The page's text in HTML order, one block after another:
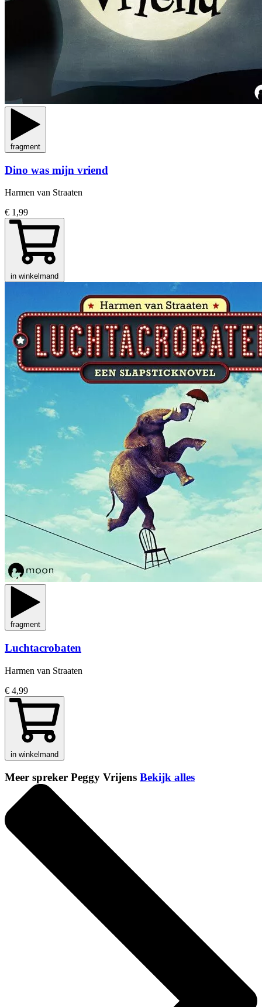
fragment
Dino was mijn vriend
Harmen van Straaten
€ 1,99
in winkelmand
fragment
Luchtacrobaten
Harmen van Straaten
€ 4,99
in winkelmand
Meer spreker Peggy Vrijens Bekijk alles